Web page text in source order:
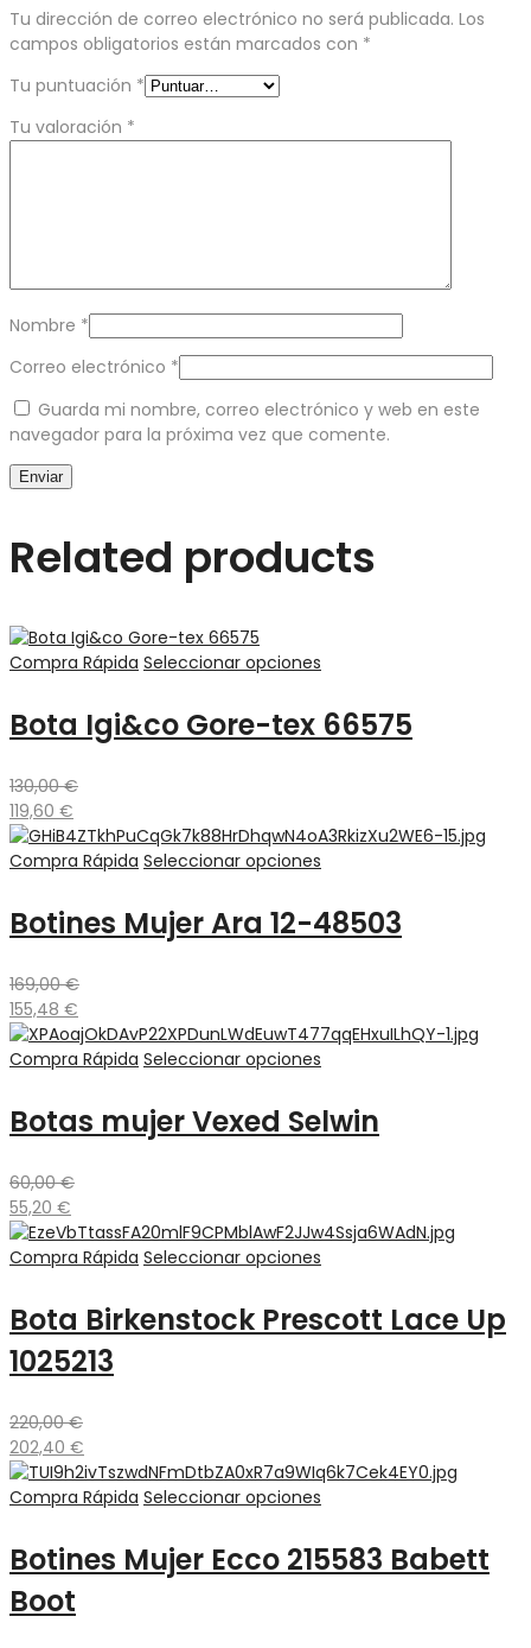
Tu dirección de correo electrónico no será publicada. Los
campos obligatorios están marcados con *
Tu puntuación *
Tu valoración *
Nombre *
Correo electrónico *
Guarda mi nombre, correo electrónico y web en este
navegador para la próxima vez que comente.
Related products
Compra Rápida Seleccionar opciones
Bota Igi&co Gore-tex 66575
130,00€
119,60 €
Compra Rápida Seleccionar opciones
Botines Mujer Ara 12-48503
169,00€
155,48 €
Compra Rápida Seleccionar opciones
Botas mujer Vexed Selwin
60,00€
55,20 €
Compra Rápida Seleccionar opciones
Bota Birkenstock Prescott Lace Up
1025213
220,00€
202,40 €
Compra Rápida Seleccionar opciones
Botines Mujer Ecco 215583 Babett
Boot